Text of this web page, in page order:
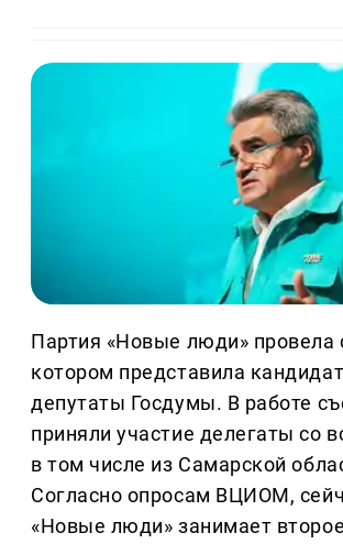
Партия «Новые люди» провела
котором представила
депутаты Госдумы. В работе
приняли участие делегаты со
в том числе из Самарской
Согласно опросам ВЦИОМ,
«Новые люди» занимает